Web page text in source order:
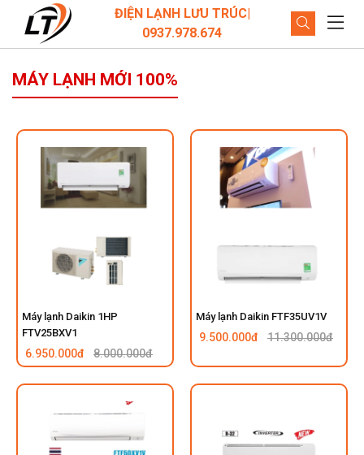
ĐIỆN LẠNH LƯU TRÚC|
0937.978.674
MÁY LẠNH MỚI 100%
Máy lạnh Daikin 1HP
FTV25BXV1
6.950.000đ 8.000.000đ
Máy lạnh Daikin FTF35UV1V
9.500.000đ 11.300.000đ